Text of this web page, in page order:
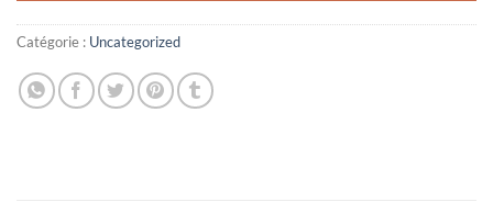
Catégorie : Uncategorized